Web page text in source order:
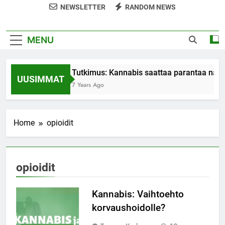
NEWSLETTER RANDOM NEWS
MENU
UUSIMMAT
Tutkimus: Kannabis saattaa parantaa
7 Years Ago
Home opioidit
opioidit
Kannabis: Vaihtoehto
korvaushoidolle?